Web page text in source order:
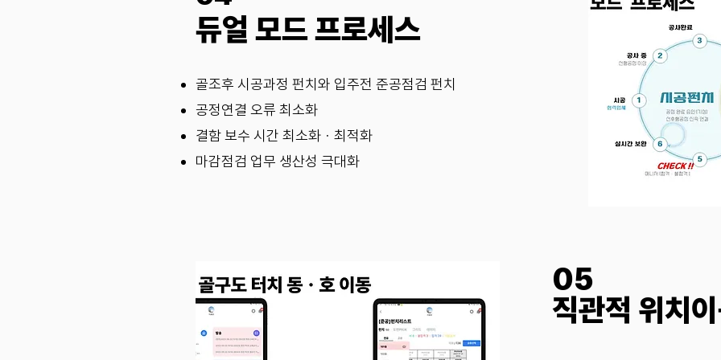
듀얼 모드 프로세스
골조후 시공과정 펀치와 입주전 준공점검 펀치
공정연결 오류 최소화
결함 보수 시간 최소화ㆍ최적화
​마감점검 업무 생산성 극대화
05
직관적 위치